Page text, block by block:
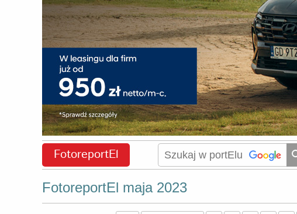
FotoreportEl
FotoreportEl maja 2023